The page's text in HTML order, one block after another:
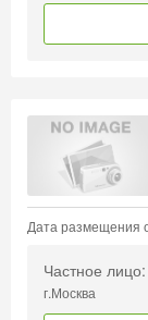
Дата размещения
Частное лицо:
г.Москва